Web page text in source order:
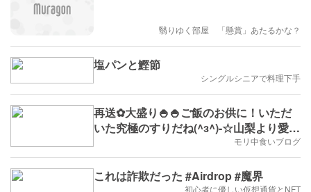
翳りゆく部屋 「懸賞」あたるかな？
塩パンと鰹節
シングルシニアで料理下手
再送✿大盛り🍚🍚ご飯のお供に！いただ
いた究極のすりだね(^з^)-☆山梨より愛を
モリ中食いブログ
これは詐欺だった #Airdrop #魔界
初心者に優しい仮想通貨とNFT